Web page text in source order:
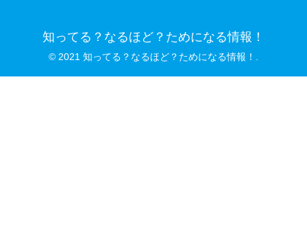
知ってる？なるほど？ためになる情報！
© 2021 知ってる？なるほど？ためになる情報！.